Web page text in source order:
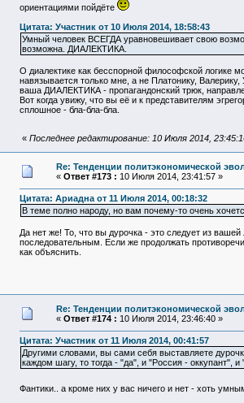
ориентациями пойдёте
Цитата: Участник от 10 Июля 2014, 18:58:43
Умный человек ВСЕГДА уравновешивает свою
возможна. ДИАЛЕКТИКА.
О диалектике как бесспорной философской логике
навязывается только мне, а не Платонику,
ваша ДИАЛЕКТИКА - пропагандонский трюк,
Вот когда увижу, что вы её и к представителям
сплошное - бла-бла-бла.
« Последнее редактирование: 10 Июля 2014,
Re: Тенденции политэкономической
« Ответ #173 : 10 Июля 2014, 23:41:57 »
Цитата: Ариадна от 11 Июля 2014, 00:18:32
В теме полно народу, но вам почему-то очень
Да нет же! То, что вы дурочка - это следует из
последовательным. Если же продолжать
как объяснить.
Re: Тенденции политэкономической
« Ответ #174 : 10 Июля 2014, 23:46:40 »
Цитата: Участник от 11 Июля 2014, 00:41:57
Другими словами, вы сами себя выставляете
каждом шагу, то тогда - "да", и "Россия - оккупант",
Фантики.. а кроме них у вас ничего и нет - хоть